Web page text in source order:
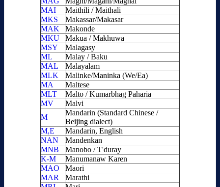
MAI
Maithili / Maithali
MKS
Makassar/Makasar
MAK
Makonde
MKU
Makua / Makhuwa
MSY
Malagasy
ML
Malay / Baku
MAL
Malayalam
MLK
Malinke/Maninka (We/Ea)
MA
Maltese
MLT
Malto / Kumarbhag Paharia
MV
Malvi
M
Mandarin (Standard Chinese /
Beijing dialect)
M,E
Mandarin, English
NAN
Mandenkan
MNB
Manobo / T'duray
K-M
Manumanaw Karen
MAO
Maori
MAR
Marathi